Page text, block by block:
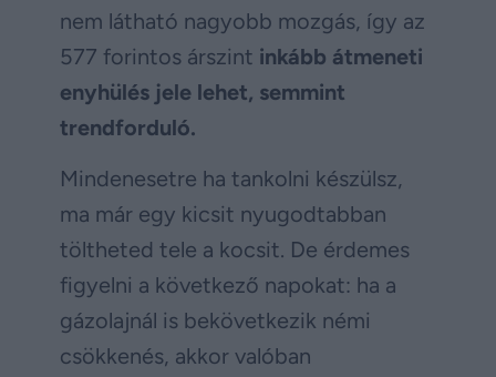
nem látható nagyobb mozgás, így az
577 forintos árszint inkább átmeneti
enyhülés jele lehet, semmint
trendforduló.
Mindenesetre ha tankolni készülsz,
ma már egy kicsit nyugodtabban
töltheted tele a kocsit. De érdemes
figyelni a következő napokat: ha a
gázolajnál is bekövetkezik némi
csökkenés, akkor valóban